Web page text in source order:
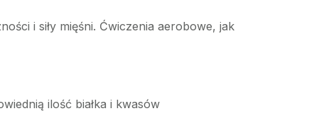
i siły mięśni. Ćwiczenia aerobowe, jak
ilość białka i kwasów